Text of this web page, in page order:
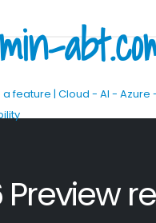
feature | Cloud - AI - Azure
Preview